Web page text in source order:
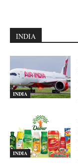
INDIA
INDIA
INDIA